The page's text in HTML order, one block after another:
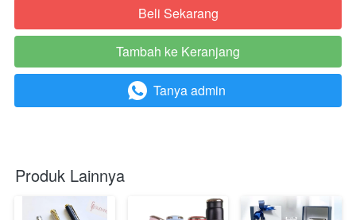
`Beli Sekarang
`
Tambah ke Keranjang
` Tanya admin
Produk Lainnya